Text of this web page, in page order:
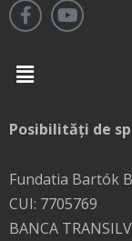
Menu
Posibilități de
Fundatia Bartók
CUI: 7705769
BANCA